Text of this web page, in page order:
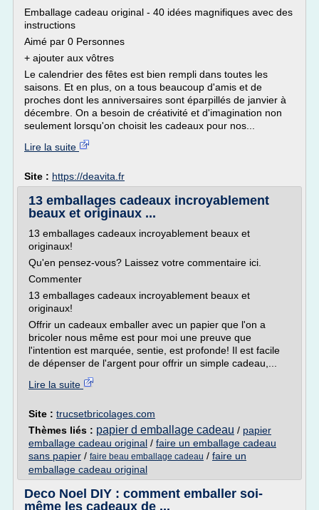
Emballage cadeau original - 40 idées magnifiques avec des
instructions
Aimé par 0 Personnes
+ ajouter aux vôtres
Le calendrier des fêtes est bien rempli dans toutes les
saisons. Et en plus, on a tous beaucoup d'amis et de
proches dont les anniversaires sont éparpillés de janvier à
décembre. On a besoin de créativité et d'imagination non
seulement lorsqu'on choisit les cadeaux pour nos...
Lire la suite
Site : https://deavita.fr
13 emballages cadeaux incroyablement
beaux et originaux ...
13 emballages cadeaux incroyablement beaux et
originaux!
Qu'en pensez-vous? Laissez votre commentaire ici.
Commenter
13 emballages cadeaux incroyablement beaux et
originaux!
Offrir un cadeaux emballer avec un papier que l'on a
bricoler nous même est pour moi une preuve que
l'intention est marquée, sentie, est profonde! Il est facile
de dépenser de l'argent pour offrir un simple cadeau,...
Lire la suite
Site : trucsetbricolages.com
Thèmes liés : papier d emballage cadeau / papier
emballage cadeau original / faire un emballage cadeau
sans papier / faire beau emballage cadeau / faire un
emballage cadeau original
Deco Noel DIY : comment emballer soi-
même les cadeaux de ...